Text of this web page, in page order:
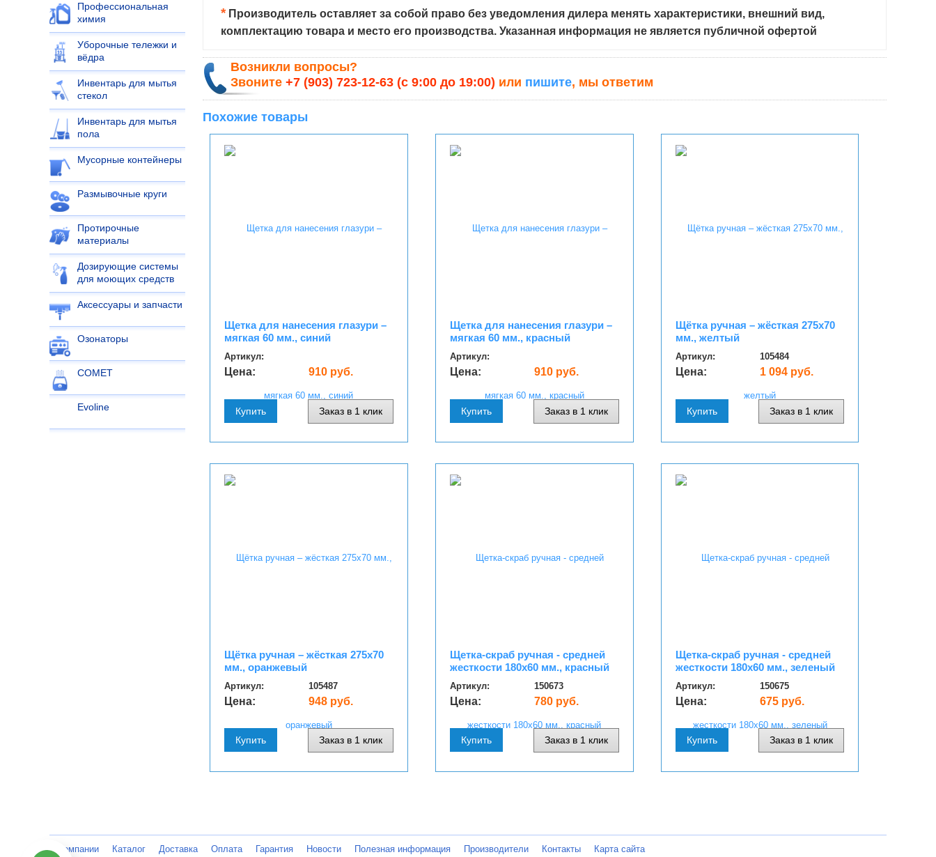
Профессиональная
химия
Уборочные тележки и
вёдра
Инвентарь для мытья
стекол
Инвентарь для мытья
пола
Мусорные контейнеры
Размывочные круги
Протирочные
материалы
Дозирующие системы
для моющих средств
Аксессуары и запчасти
Озонаторы
COMET
Evoline
*Производитель оставляет за собой право без уведомления дилера менять характеристики, внешний вид,
комплектацию товара и место его производства. Указанная информация не является публичной офертой
Возникли вопросы?
Звоните+7 (903) 723-12-63 (с 9:00 до 19:00) или пишите, мы ответим
Похожие товары
Щетка для нанесения глазури –
мягкая 60 мм., синий
Артикул:
Цена: 910 руб.
Купить Заказ в 1 клик
Щетка для нанесения глазури –
мягкая 60 мм., красный
Артикул:
Цена: 910 руб.
Купить Заказ в 1 клик
Щётка ручная – жёсткая 275х70
мм., желтый
Артикул: 105484
Цена: 1 094 руб.
Купить Заказ в 1 клик
Щётка ручная – жёсткая 275х70
мм., оранжевый
Артикул: 105487
Цена: 948 руб.
Купить Заказ в 1 клик
Щетка-скраб ручная - средней
жесткости 180х60 мм., красный
Артикул: 150673
Цена: 780 руб.
Купить Заказ в 1 клик
Щетка-скраб ручная - средней
жесткости 180х60 мм., зеленый
Артикул: 150675
Цена: 675 руб.
Купить Заказ в 1 клик
О компании Каталог Доставка Оплата Гарантия Новости Полезная информация Производители Контакты Карта сайта